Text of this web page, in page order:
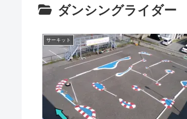
ダンシングライダー
サーキット